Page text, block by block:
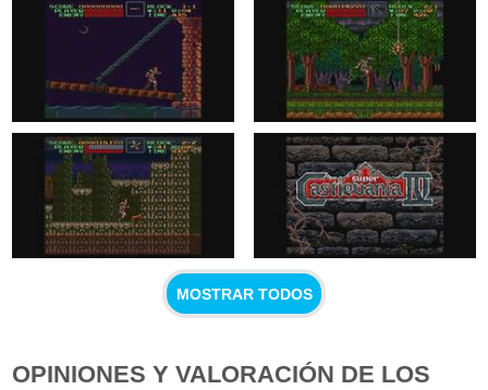
MOSTRAR TODOS
OPINIONES Y VALORACIÓN DE LOS